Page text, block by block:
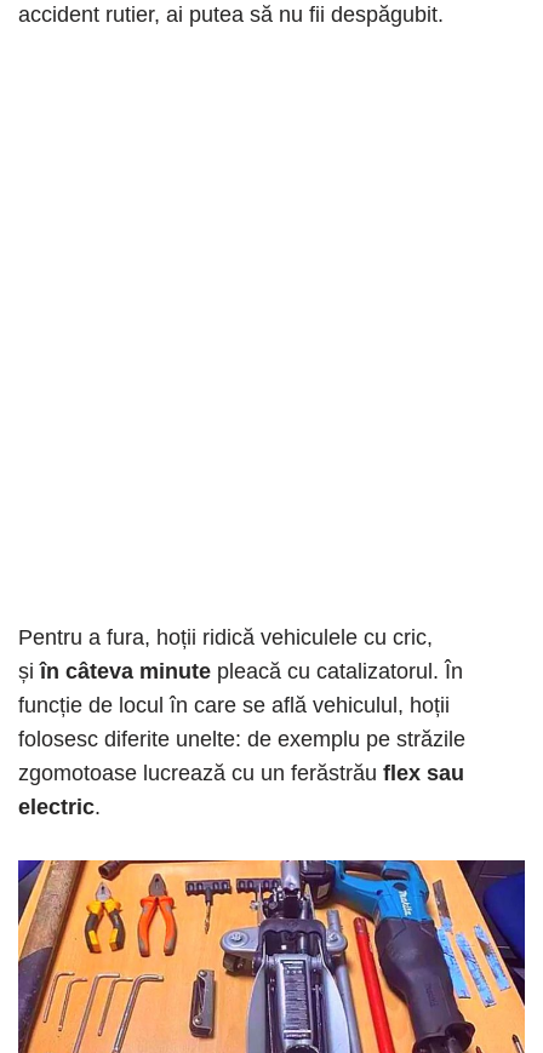
accident rutier, ai putea să nu fii despăgubit.
Pentru a fura, hoții ridică vehiculele cu cric,
șiîn câteva minute pleacă cu catalizatorul. În
funcție de locul în care se află vehiculul, hoții
folosesc diferite unelte: de exemplu pe străzile
zgomotoase lucrează cu un ferăstrău flex sau
electric.